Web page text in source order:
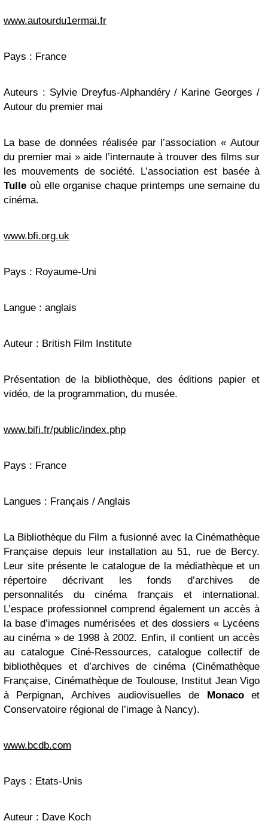
www.autourdu1ermai.fr
Pays : France
Auteurs : Sylvie Dreyfus-Alphandéry / Karine Georges /
Autour du premier mai
La base de données réalisée par l’association « Autour
du premier mai » aide l’internaute à trouver des films sur
les mouvements de société. L’association est basée à
Tulle où elle organise chaque printemps une semaine du
cinéma.
www.bfi.org.uk
Pays : Royaume-Uni
Langue : anglais
Auteur : British Film Institute
Présentation de la bibliothèque, des éditions papier et
vidéo, de la programmation, du musée.
www.bifi.fr/public/index.php
Pays : France
Langues : Français / Anglais
La Bibliothèque du Film a fusionné avec la Cinémathèque
Française depuis leur installation au 51, rue de Bercy.
Leur site présente le catalogue de la médiathèque et un
répertoire décrivant les fonds d’archives de
personnalités du cinéma français et international.
L’espace professionnel comprend également un accès à
la base d’images numérisées et des dossiers « Lycéens
au cinéma » de 1998 à 2002. Enfin, il contient un accès
au catalogue Ciné-Ressources, catalogue collectif de
bibliothèques et d’archives de cinéma (Cinémathèque
Française, Cinémathèque de Toulouse, Institut Jean Vigo
à Perpignan, Archives audiovisuelles de Monacoet
Conservatoire régional de l’image à Nancy).
www.bcdb.com
Pays : Etats-Unis
Auteur : Dave Koch